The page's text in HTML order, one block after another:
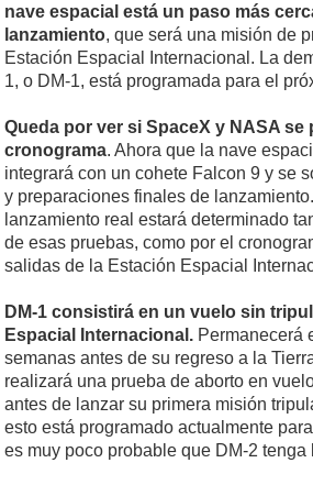
nave espacial está un paso más
lanzamiento, que será una misión de
Estación Espacial Internacional. La
1, o DM-1, está programada para el
Queda por ver si SpaceX y NASA se
cronograma. Ahora que la nave
integrará con un cohete Falcon 9 y se
y preparaciones finales de
lanzamiento real estará determinado
de esas pruebas, como por el
salidas de la Estación Espacial
DM-1 consistirá en un vuelo sin
Espacial Internacional. Permanecerá
semanas antes de su regreso a la
realizará una prueba de aborto en
antes de lanzar su primera misión
esto está programado actualmente
es muy poco probable que DM-2 tenga